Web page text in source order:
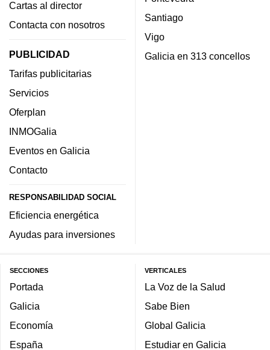
Cartas al director
Contacta con nosotros
PUBLICIDAD
Tarifas publicitarias
Servicios
Oferplan
INMOGalia
Eventos en Galicia
Contacto
RESPONSABILIDAD SOCIAL
Eficiencia energética
Ayudas para inversiones
Santiago
Vigo
Galicia en 313 concellos
SECCIONES
Portada
Galicia
Economía
España
VERTICALES
La Voz de la Salud
Sabe Bien
Global Galicia
Estudiar en Galicia